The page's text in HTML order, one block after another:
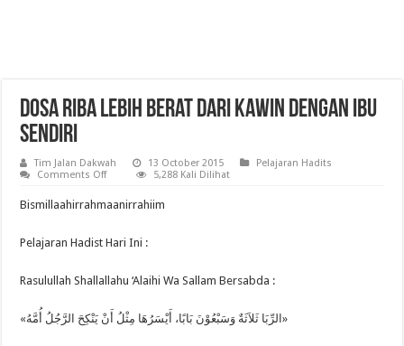
Dosa Riba Lebih Berat Dari Kawin Dengan Ibu
Sendiri
Tim Jalan Dakwah 13 October 2015
Pelajaran Hadits
Comments Offon
Riba
Lebih
Kawin
Sendiri
5,288 Kali Dilihat
Bismillaahirrahmaanirrahiim
Pelajaran Hadist Hari Ini :
Rasulullah Shallallahu ‘Alaihi Wa Sallam Bersabda :
«الرِّبَا ثَلاَثَةٌ وَسَبْعُوْنَ بَابًا، أَيْسَرُهَا مِثْلُ أَنْ يَنْكِحَ الرَّجُلُ أُمَّهُ»